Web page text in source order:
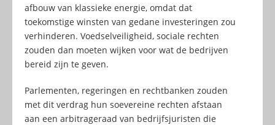
afbouw van klassieke energie, omdat dat
toekomstige winsten van gedane investeringen zou
verhinderen. Voedselveiligheid, sociale rechten
zouden dan moeten wijken voor wat de bedrijven
bereid zijn te geven.
Parlementen, regeringen en rechtbanken zouden
met dit verdrag hun soevereine rechten afstaan
aan een arbitrageraad van bedrijfsjuristen die